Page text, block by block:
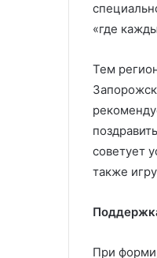
«где
Тем
советует
также
При